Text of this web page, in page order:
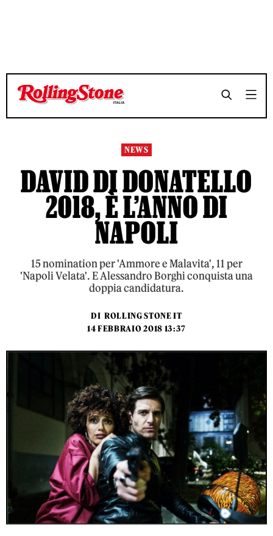
TEMPO DI LETTURA 6 MINUTI SHARE
TEMPO DI LETTURA 6 MINUTI SHARE
NEWS
DAVID DI DONATELLO
2018, È L’ANNO DI
NAPOLI
15 nomination per 'Ammore e Malavita', 11 per
'Napoli Velata'. E Alessandro Borghi conquista una
doppia candidatura.
DI ROLLING STONE IT
14 FEBBRAIO 2018 13:37